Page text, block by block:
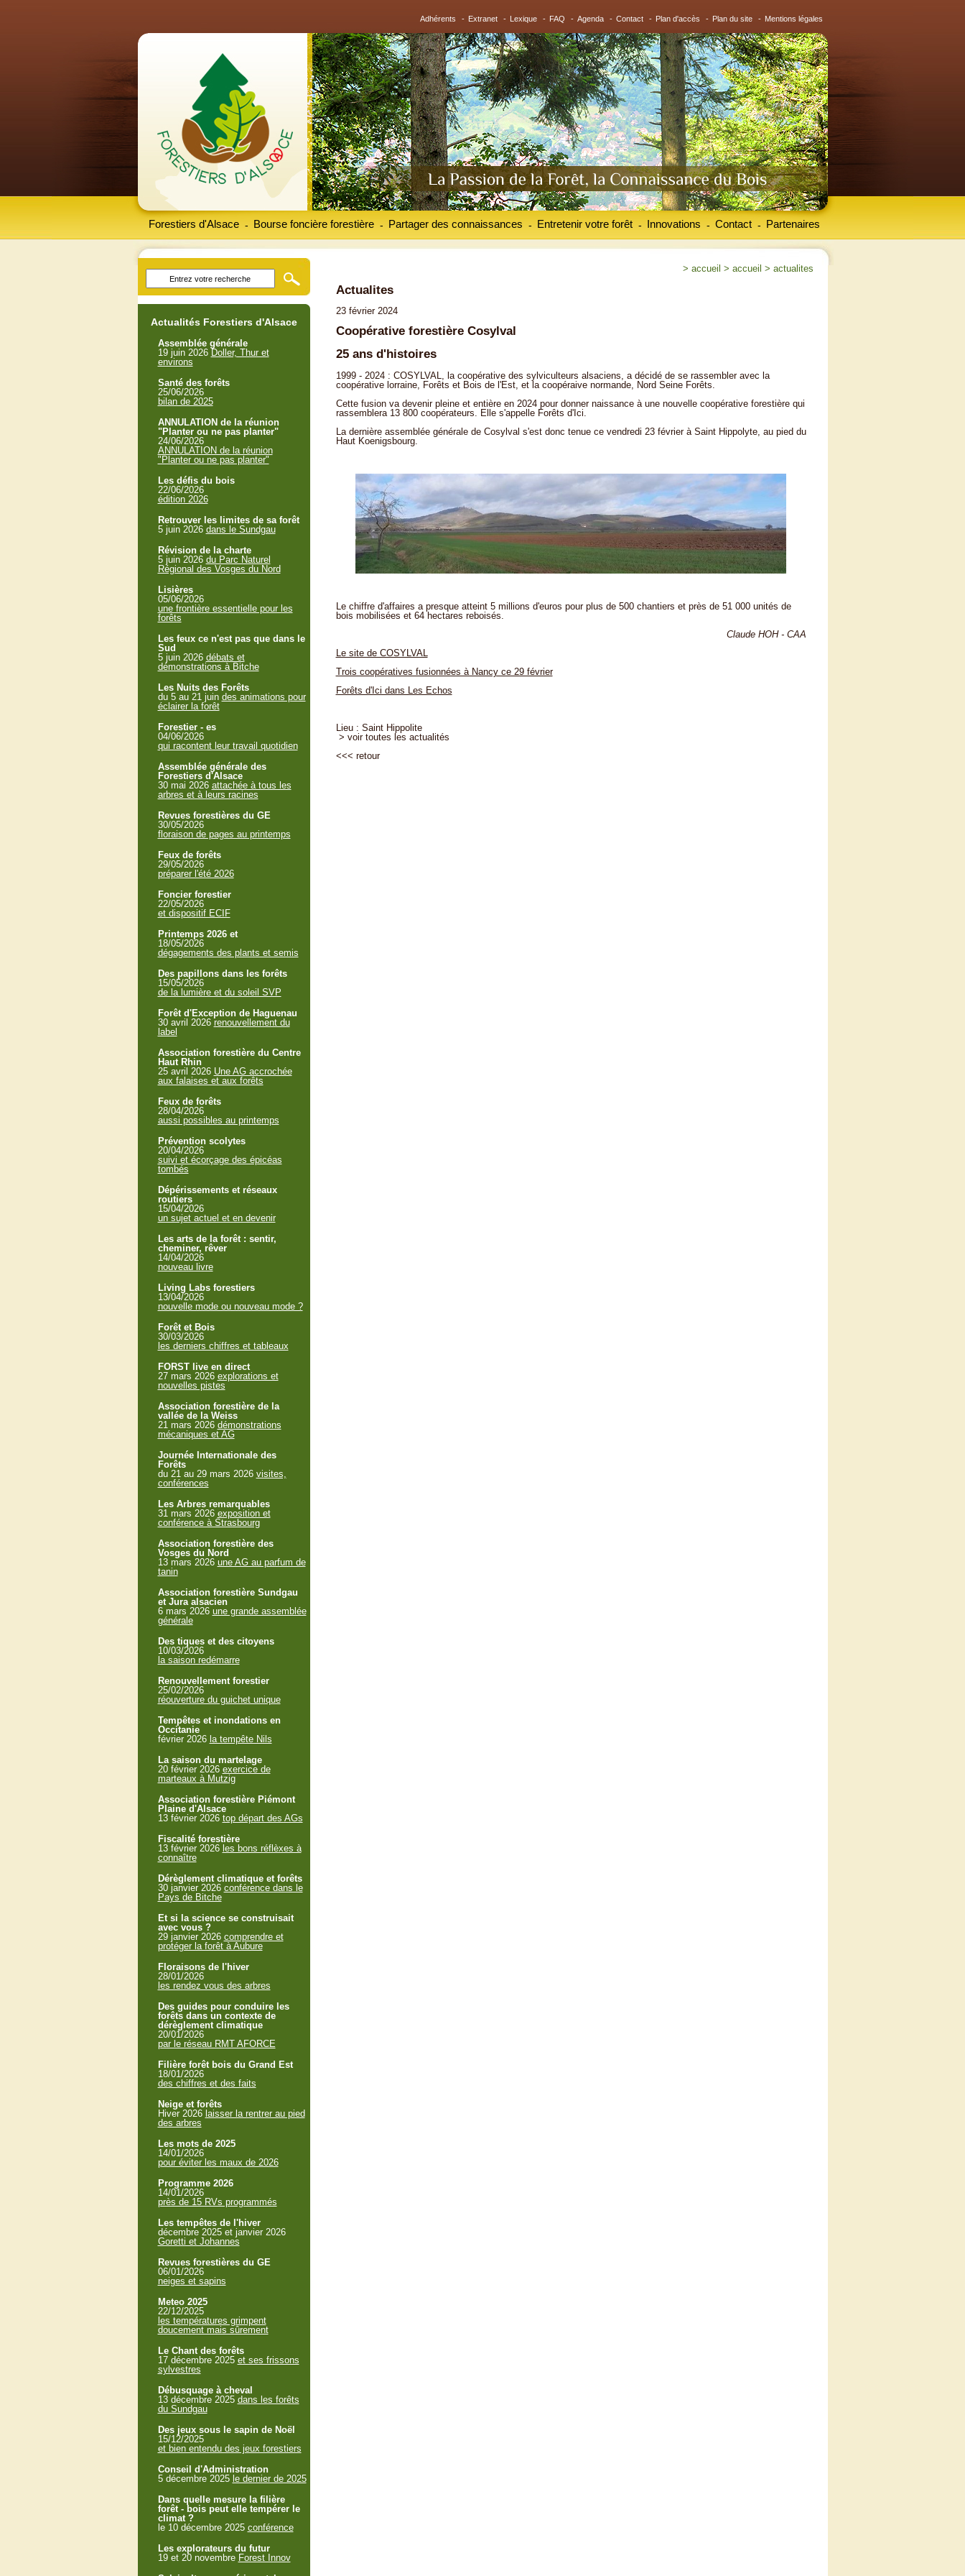
Adhérents - Extranet - Lexique - FAQ - Agenda - Contact - Plan d'accès - Plan du site - Mentions légales
Forestiers d'Alsace Bourse foncière forestière
- Partager des connaissances
- Entretenir votre forêt
- Innovations
- Contact
- Partenaires
-
> accueil > accueil > actualites
Actualites
23 février 2024
Coopérative forestière Cosylval
25 ans d'histoires
1999 - 2024 : COSYLVAL, la coopérative des sylviculteurs alsaciens, a décidé de se rassembler avec la
coopérative lorraine, Forêts et Bois de l'Est, et la coopéraive normande, Nord Seine Forêts.
Cette fusion va devenir pleine et entière en 2024 pour donner naissance à une nouvelle coopérative forestière qui
rassemblera 13 800 coopérateurs. Elle s'appelle Forêts d'Ici.
La dernière assemblée générale de Cosylval s'est donc tenue ce vendredi 23 février à Saint Hippolyte, au pied du
Haut Koenigsbourg.
Le chiffre d'affaires a presque atteint 5 millions d'euros pour plus de 500 chantiers et près de 51 000 unités de
bois mobilisées et 64 hectares reboisés.
Claude HOH - CAA
Le site de COSYLVAL
Trois coopératives fusionnées à Nancy ce 29 février
Forêts d'Ici dans Les Echos
Lieu : Saint Hippolite
> voir toutes les actualités
<<< retour
Actualités Forestiers d'Alsace
Assemblée générale
19 juin 2026 Doller, Thur et
environs
Santé des forêts
25/06/2026
bilan de 2025
ANNULATION de la réunion
"Planter ou ne pas planter"
24/06/2026
ANNULATION de la réunion
"Planter ou ne pas planter"
Les défis du bois
22/06/2026
édition 2026
Retrouver les limites de sa forêt
5 juin 2026 dans le Sundgau
Révision de la charte
5 juin 2026 du Parc Naturel
Régional des Vosges du Nord
Lisières
05/06/2026
une frontière essentielle pour les
forêts
Les feux ce n'est pas que dans le
Sud
5 juin 2026 débats et
démonstrations à Bitche
Les Nuits des Forêts
du 5 au 21 juin des animations pour
éclairer la forêt
Forestier - es
04/06/2026
qui racontent leur travail quotidien
Assemblée générale des
Forestiers d'Alsace
30 mai 2026 attachée à tous les
arbres et à leurs racines
Revues forestières du GE
30/05/2026
floraison de pages au printemps
Feux de forêts
29/05/2026
préparer l'été 2026
Foncier forestier
22/05/2026
et dispositif ECIF
Printemps 2026 et
18/05/2026
dégagements des plants et semis
Des papillons dans les forêts
15/05/2026
de la lumière et du soleil SVP
Forêt d'Exception de Haguenau
30 avril 2026 renouvellement du
label
Association forestière du Centre
Haut Rhin
25 avril 2026 Une AG accrochée
aux falaises et aux forêts
Feux de forêts
28/04/2026
aussi possibles au printemps
Prévention scolytes
20/04/2026
suivi et écorçage des épicéas
tombés
Dépérissements et réseaux
routiers
15/04/2026
un sujet actuel et en devenir
Les arts de la forêt : sentir,
cheminer, rêver
14/04/2026
nouveau livre
Living Labs forestiers
13/04/2026
nouvelle mode ou nouveau mode ?
Forêt et Bois
30/03/2026
les derniers chiffres et tableaux
FORST live en direct
27 mars 2026 explorations et
nouvelles pistes
Association forestière de la
vallée de la Weiss
21 mars 2026 démonstrations
mécaniques et AG
Journée Internationale des
Forêts
du 21 au 29 mars 2026 visites,
conférences
Les Arbres remarquables
31 mars 2026 exposition et
conférence à Strasbourg
Association forestière des
Vosges du Nord
13 mars 2026 une AG au parfum de
tanin
Association forestière Sundgau
et Jura alsacien
6 mars 2026 une grande assemblée
générale
Des tiques et des citoyens
10/03/2026
la saison redémarre
Renouvellement forestier
25/02/2026
réouverture du guichet unique
Tempêtes et inondations en
Occitanie
février 2026 la tempête Nils
La saison du martelage
20 février 2026 exercice de
marteaux à Mutzig
Association forestière Piémont
Plaine d'Alsace
13 février 2026 top départ des AGs
Fiscalité forestière
13 février 2026 les bons réflèxes à
connaître
Dérèglement climatique et forêts
30 janvier 2026 conférence dans le
Pays de Bitche
Et si la science se construisait
avec vous ?
29 janvier 2026 comprendre et
protéger la forêt à Aubure
Floraisons de l'hiver
28/01/2026
les rendez vous des arbres
Des guides pour conduire les
forêts dans un contexte de
dérèglement climatique
20/01/2026
par le réseau RMT AFORCE
Filière forêt bois du Grand Est
18/01/2026
des chiffres et des faits
Neige et forêts
Hiver 2026 laisser la rentrer au pied
des arbres
Les mots de 2025
14/01/2026
pour éviter les maux de 2026
Programme 2026
14/01/2026
près de 15 RVs programmés
Les tempêtes de l'hiver
décembre 2025 et janvier 2026
Goretti et Johannes
Revues forestières du GE
06/01/2026
neiges et sapins
Meteo 2025
22/12/2025
les températures grimpent
doucement mais sûrement
Le Chant des forêts
17 décembre 2025 et ses frissons
sylvestres
Débusquage à cheval
13 décembre 2025 dans les forêts
du Sundgau
Des jeux sous le sapin de Noël
15/12/2025
et bien entendu des jeux forestiers
Conseil d'Administration
5 décembre 2025 le dernier de 2025
Dans quelle mesure la filière
forêt - bois peut elle tempérer le
climat ?
le 10 décembre 2025 conférence
Les explorateurs du futur
19 et 20 novembre Forest Innov